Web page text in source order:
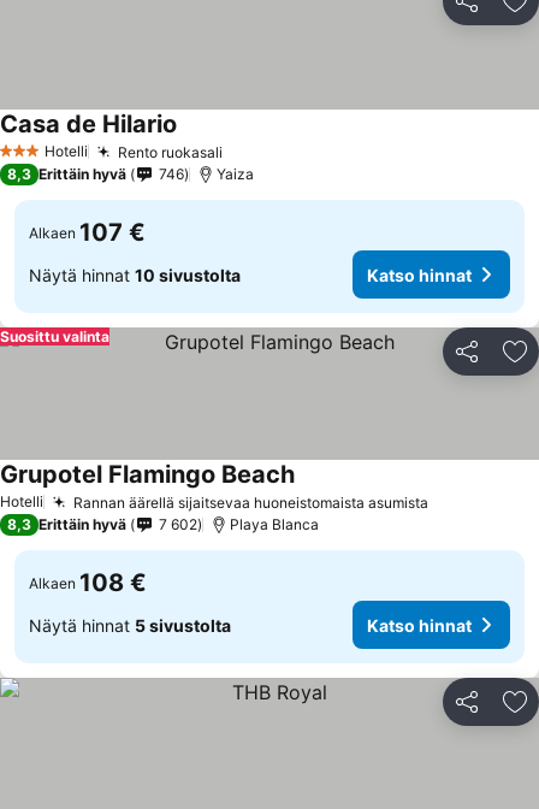
Jaa
3 Tähtiluokitus
Hotelli Rento ruokasali
Casa de Hilario
8,3 Erittäin hyvä 746 Yaiza
Alkaen 107 €
Näytä hinnat 10 sivustolta Katso hinnat
Jaa
Suosittu valinta
Hotelli Rannan äärellä sijaitsevaa huoneistomaista asumista
Grupotel Flamingo BeachKatso hinnat
8,3 Erittäin hyvä 7 602 Playa Blanca
Alkaen 108 €
Näytä hinnat 5 sivustolta Katso hinnat
Jaa